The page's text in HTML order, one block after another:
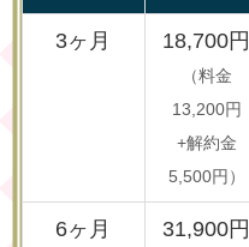
3ヶ月 18,700円
（料金
13,200円
+解約金
5,500円）
6ヶ月 31,900円